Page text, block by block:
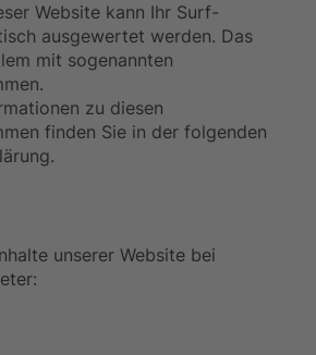
Website kann Ihr Surf-
ausgewertet werden. Das
mit sogenannten
zu diesen
finden Sie in der folgenden
unserer Website bei